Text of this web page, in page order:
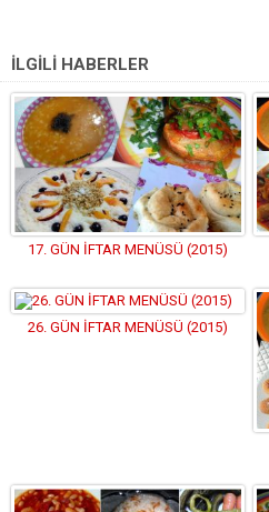
İLGİLİ HABERLER
17. GÜN İFTAR MENÜSÜ (2015)
26. GÜN İFTAR MENÜSÜ (2015)